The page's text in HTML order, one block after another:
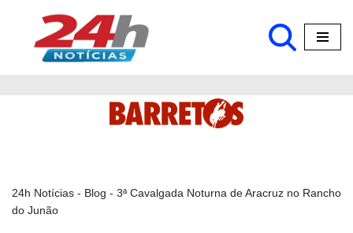
Pular
24h Notícias - Blog - 3ª Cavalgada Noturna de Aracruz no Rancho
do Junão